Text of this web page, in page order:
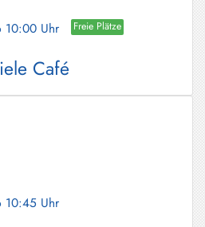
10:00 Uhr Freie Plätze
Café
10:45 Uhr